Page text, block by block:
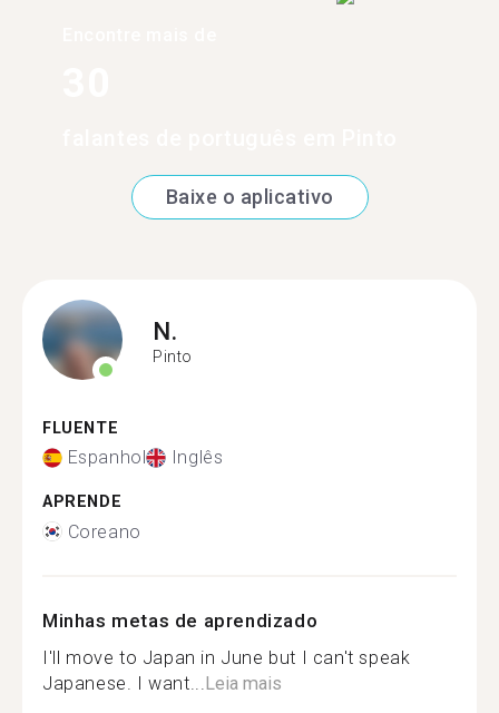
Baixe o aplicativo
N.
Pinto
FLUENTE
Espanhol Inglês
APRENDE
Coreano
Minhas metas de aprendizado
I'll move to Japan in June but I can't speak
Japanese. I want... Leia mais